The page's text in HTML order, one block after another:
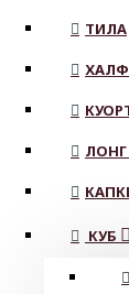
ТИЛА
КУБ